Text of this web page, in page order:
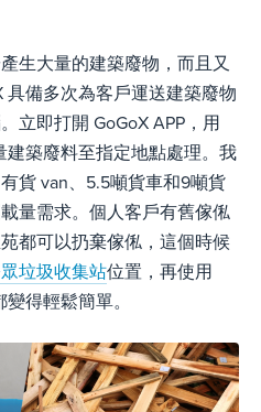
生大量的建築廢物，而且又
具備多次為客戶運送建築廢物
立即打開 GoGoX APP，用
建築廢料至指定地點處理。我
貨 van、5.5噸貨車和9噸貨
量需求。個人客戶有舊傢俬
都可以扔棄傢俬，這個時候
垃圾收集站位置，再使用
得輕鬆簡單。